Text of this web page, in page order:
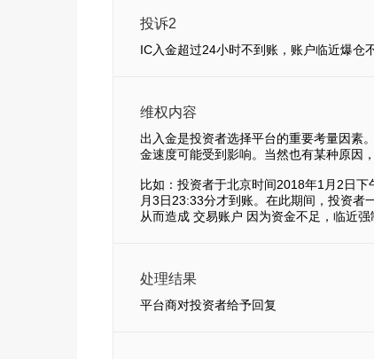
投诉2
IC入金超过24小时不到账，账户临近爆仓
维权内容
出入金是投资者选择平台的重要考量因素
金速度可能受到影响。当然也有某种原因
比如：投资者于北京时间2018年1月2日
月3日23:33分才到账。在此期间，投资者
从而造成 交易账户 因为资金不足，临近强
处理结果
平台商对投资者给予回复